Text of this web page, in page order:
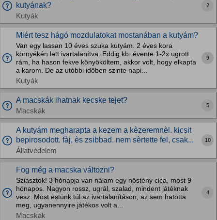
kutyának?
Kutyák
2
Miért tesz hágó mozdulatokat mostanában a kutyám?
Van egy lassan 10 éves szuka kutyám. 2 éves kora
környékén lett ivartalanítva. Eddig kb. évente 1-2x ugrott
rám, ha hason fekve könyököltem, akkor volt, hogy elkapta
a karom. De az utóbbi időben szinte napi...
Kutyák
9
A macskák ihatnak kecske tejet?
Macskák
5
A kutyám megharapta a kezem a kèzeremnèl. kicsit
bepirosodott. fàj, ès zsibbad. nem sèrtette fel, csak...
Állatvédelem
10
Fog még a macska változni?
Sziasztok! 3 hónapja van nálam egy nőstény cica, most 9
hónapos. Nagyon rossz, ugrál, szalad, mindent játéknak
vesz. Most estünk túl az ivartalanításon, az sem hatotta
meg, ugyanennyire játékos volt a...
Macskák
4